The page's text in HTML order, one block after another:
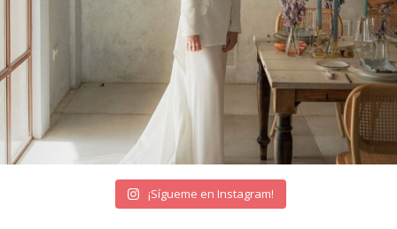
¡Sígueme en Instagram!